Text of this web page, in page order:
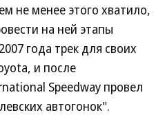
не менее этого хватило,
на ней этапы
года трек для своих
и после
Speedway провел
автогонок".